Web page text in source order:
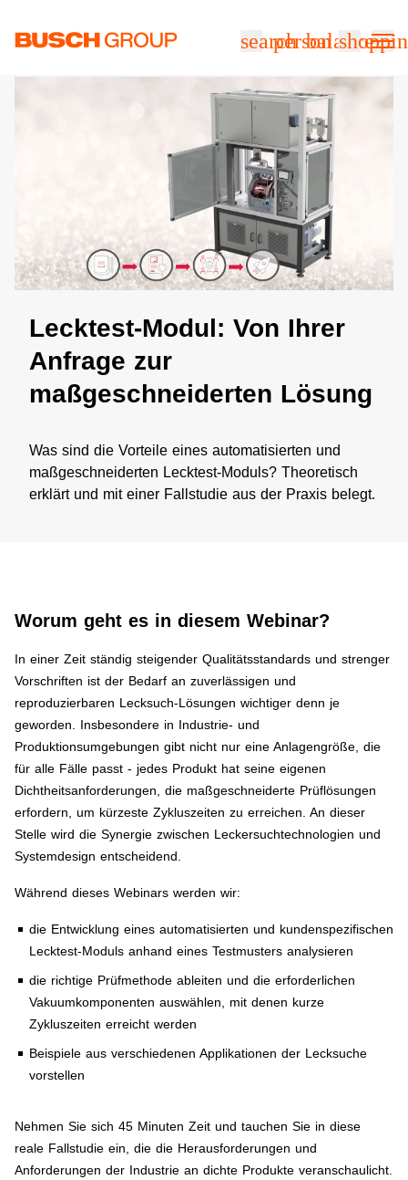
searchpersonbalance
​Lecktest-Modul: Von Ihrer
Anfrage zur
maßgeschneiderten Lösung
Was sind die Vorteile eines automatisierten und
maßgeschneiderten Lecktest-Moduls? Theoretisch
erklärt und mit einer Fallstudie aus der Praxis belegt​.
Worum geht es in diesem Webinar?​
In einer Zeit ständig steigender Qualitätsstandards und strenger
Vorschriften ist der Bedarf an zuverlässigen und
reproduzierbaren Lecksuch-Lösungen wichtiger denn je
geworden. Insbesondere in Industrie- und
Produktionsumgebungen gibt nicht nur eine Anlagengröße, die
für alle Fälle passt - jedes Produkt hat seine eigenen
Dichtheitsanforderungen, die maßgeschneiderte Prüflösungen
erfordern, um kürzeste Zykluszeiten zu erreichen. An dieser
Stelle wird die Synergie zwischen Leckersuchtechnologien und
Systemdesign entscheidend.
Während dieses Webinars werden wir:
die Entwicklung eines automatisierten und kundenspezifischen
Lecktest-Moduls anhand eines Testmusters analysieren
die richtige Prüfmethode ableiten und die erforderlichen
Vakuumkomponenten auswählen, mit denen kurze
Zykluszeiten erreicht werden
Beispiele aus verschiedenen Applikationen der Lecksuche
vorstellen
Nehmen Sie sich 45 Minuten Zeit und tauchen Sie in diese
reale Fallstudie ein, die die Herausforderungen und
Anforderungen der Industrie an dichte Produkte veranschaulicht.